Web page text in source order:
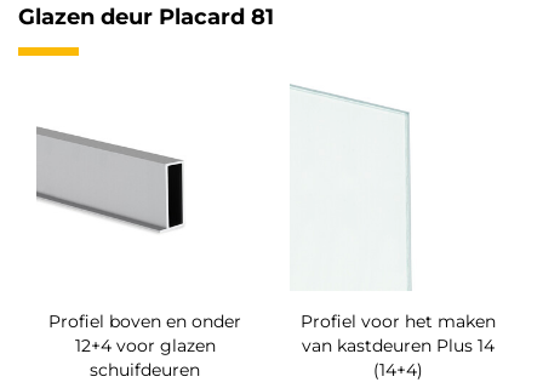
Glazen deur Placard 81
Profiel boven en onder
12+4 voor glazen
schuifdeuren
Profiel voor het maken
van kastdeuren Plus 14
(14+4)